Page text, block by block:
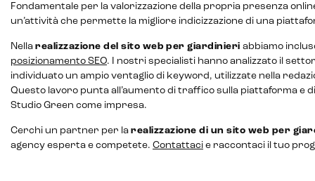
IoT (Internet of Things)
Blockchain
Intelligenza artificiale
Analisi predittiva
Fondamentale per la valorizzazione della propria presenza
un’attività che permette la migliore indicizzazione di una
Nella realizzazione del sito web per giardinieri abbiamo
posizionamento SEO. I nostri specialisti hanno analizzato il
individuato un ampio ventaglio di keyword, utilizzate nella
Questo lavoro punta all’aumento di traffico sulla piattaforma e
Studio Green come impresa.
Cerchi un partner per la realizzazione di un sito web per
agency esperta e competete. Contattaci e raccontaci il tuo